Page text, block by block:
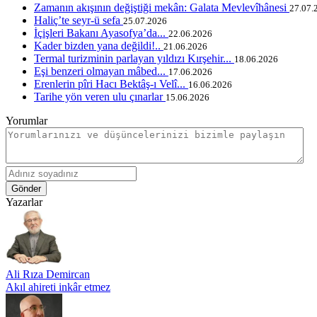
Zamanın akışının değiştiği mekân: Galata Mevlevîhânesi
Haliç’te seyr-ü sefa 25.07.2026
İçişleri Bakanı Ayasofya’da... 22.06.2026
Kader bizden yana değildi!.. 21.06.2026
Termal turizminin parlayan yıldızı Kırşehir... 18.06.2026
Eşi benzeri olmayan mâbed... 17.06.2026
Erenlerin pîri Hacı Bektâş-ı Velî... 16.06.2026
Tarihe yön veren ulu çınarlar 15.06.2026
Yorumlar
Gönder
Yazarlar
Ali Rıza Demircan
Akıl ahireti inkâr etmez